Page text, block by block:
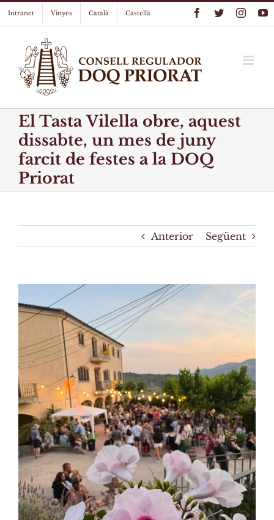
Intranet Vinyes Català Castellà Facebook
Twitter
El Tasta Vilella obre, aquest
dissabte, un mes de juny
farcit de festes a la DOQ
Priorat
Anterior Següent
Larger
Image